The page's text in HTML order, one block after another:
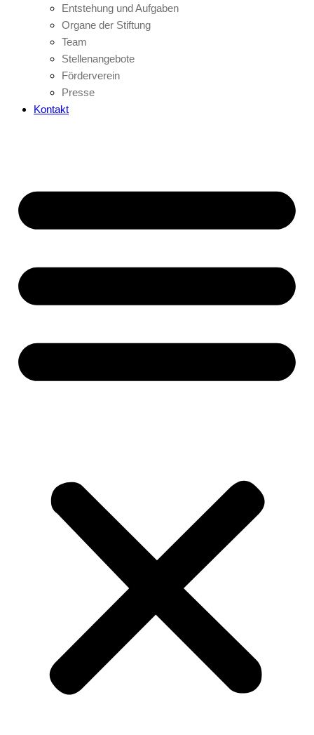
Entstehung und Aufgaben
Organe der Stiftung
Team
Stellenangebote
Förderverein
Presse
Kontakt